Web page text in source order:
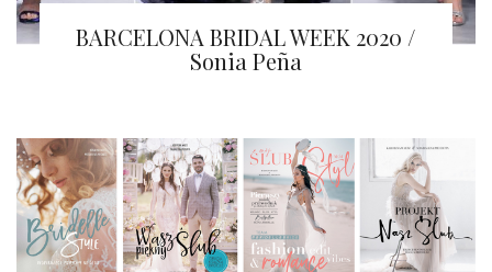
BARCELONA BRIDAL WEEK 2020 /
Sonia Peña